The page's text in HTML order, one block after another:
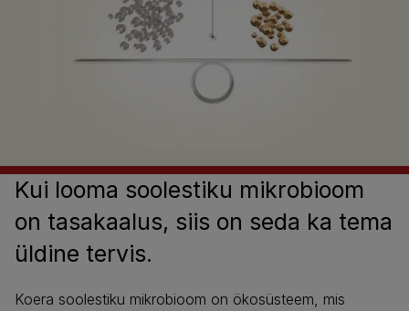
Kui looma soolestiku mikrobioom
on tasakaalus, siis on seda ka tema
üldine tervis.
Koera soolestiku mikrobioom on ökosüsteem, mis